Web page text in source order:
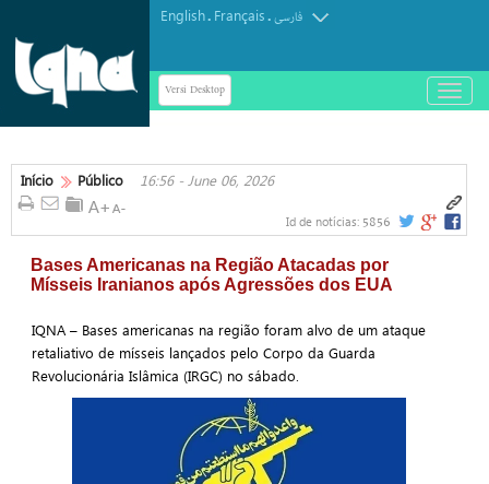
English. Français.فارسی
Versi Desktop
باز
و
کردن
Início Público 16:56 - June 06, 2026
Id de notícias: 5856
Bases Americanas na Região Atacadas por
Mísseis Iranianos após Agressões dos EUA
IQNA – Bases americanas na região foram alvo de um ataque
retaliativo de mísseis lançados pelo Corpo da Guarda
Revolucionária Islâmica (IRGC) no sábado.